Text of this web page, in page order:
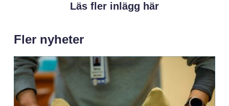
Läs fler inlägg här
Fler nyheter